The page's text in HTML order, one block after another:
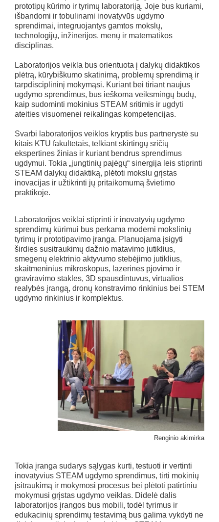
prototipų kūrimo ir tyrimų laboratoriją. Joje bus kuriami,
išbandomi ir tobulinami inovatyvūs ugdymo
sprendimai, integruojantys gamtos mokslų,
technologijų, inžinerijos, menų ir matematikos
disciplinas.
Laboratorijos veikla bus orientuota į dalykų didaktikos
plėtrą, kūrybiškumo skatinimą, problemų sprendimą ir
tarpdisciplininį mokymąsi. Kuriant bei tiriant naujus
ugdymo sprendimus, bus ieškoma veiksmingų būdų,
kaip sudominti mokinius STEAM sritimis ir ugdyti
ateities visuomenei reikalingas kompetencijas.
Svarbi laboratorijos veiklos kryptis bus partnerystė su
kitais KTU fakultetais, telkiant skirtingų sričių
ekspertines žinias ir kuriant bendrus sprendimus
ugdymui. Tokia „jungtinių pajėgų“ sinergija leis stiprinti
STEAM dalykų didaktiką, plėtoti mokslu grįstas
inovacijas ir užtikrinti jų pritaikomumą švietimo
praktikoje.
Laboratorijos veiklai stiprinti ir inovatyvių ugdymo
sprendimų kūrimui bus perkama moderni mokslinių
tyrimų ir prototipavimo įranga. Planuojama įsigyti
širdies susitraukimų dažnio matavimo jutiklius,
smegenų elektrinio aktyvumo stebėjimo jutiklius,
skaitmeninius mikroskopus, lazerines pjovimo ir
graviravimo stakles, 3D spausdintuvus, virtualios
realybės įrangą, dronų konstravimo rinkinius bei STEM
ugdymo rinkinius ir komplektus.
Renginio akimirka
Tokia įranga sudarys sąlygas kurti, testuoti ir vertinti
inovatyvius STEAM ugdymo sprendimus, tirti mokinių
įsitraukimą ir mokymosi procesus bei plėtoti patirtiniu
mokymusi grįstas ugdymo veiklas. Didelė dalis
laboratorijos įrangos bus mobili, todėl tyrimus ir
edukacinių sprendimų testavimą bus galima vykdyti ne